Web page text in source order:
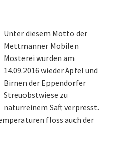
Unter diesem Motto der
Mettmanner Mobilen
Mosterei wurden am
14.09.2016 wieder Äpfel und
Birnen der Eppendorfer
Streuobstwiese zu
naturreinem Saft verpresst.
floss auch der